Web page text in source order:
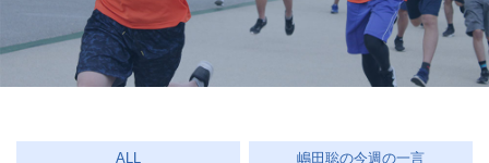
ALL 嶋田聡の今週の一言